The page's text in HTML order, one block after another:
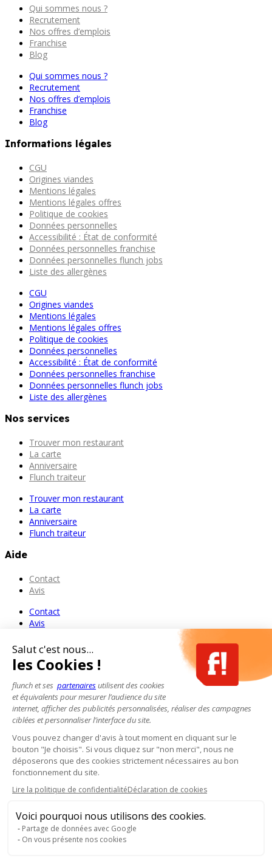
Qui sommes nous ?
Recrutement
Nos offres d’emplois
Franchise
Blog
Qui sommes nous ?
Recrutement
Nos offres d’emplois
Franchise
Blog
Informations légales
CGU
Origines viandes
Mentions légales
Mentions légales offres
Politique de cookies
Données personnelles
Accessibilité : État de conformité
Données personnelles franchise
Données personnelles flunch jobs
Liste des allergènes
CGU
Origines viandes
Mentions légales
Mentions légales offres
Politique de cookies
Données personnelles
Accessibilité : État de conformité
Données personnelles franchise
Données personnelles flunch jobs
Liste des allergènes
Nos services
Trouver mon restaurant
La carte
Anniversaire
Flunch traiteur
Trouver mon restaurant
La carte
Anniversaire
Flunch traiteur
Aide
Contact
Avis
Contact
Avis
Salut c'est nous...
les Cookies !
flunch et ses partenairesutilisent des cookies
et équivalents pour mesurer l’audience du site
internet, afficher des publicités personnalisées, réaliser des campagnes
ciblées et personnaliser l’interface du site.
Vous pouvez changer d'avis à tout moment en cliquant sur le
bouton "Je choisis". Si vous cliquez sur "non merci", nous ne
déposerons que des cookies strictement nécessaires au bon
fonctionnement du site.
Lire la politique de confidentialitéDéclaration de cookies
Voici pourquoi nous utilisons des cookies.
Partage de données avec Google
On vous présente nos cookies